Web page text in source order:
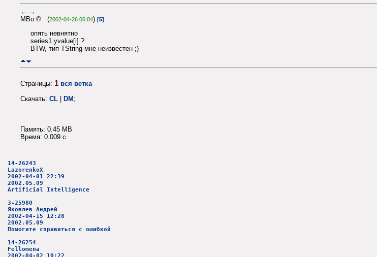
← →
MBo © (2002-04-26 06:04) [5]
опять невнятно
series1.yvalue[i] ?
BTW, тип TString мне неизвестен ;)
Страницы: 1 вся ветка
Скачать: CL | DM;
Память: 0.45 MB
Время: 0.009 c
14-26243
LazorenkoX
2002-04-01 22:39
2002.05.09
Artificial Intelligence
3-25980
Яковлев Андрей
2002-04-15 12:28
2002.05.09
Помогите справиться с ошибкой
14-26254
Fellomena